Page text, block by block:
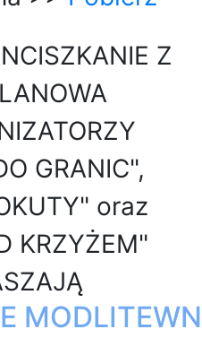
Z
GRANIC",
oraz
KRZYŻEM"